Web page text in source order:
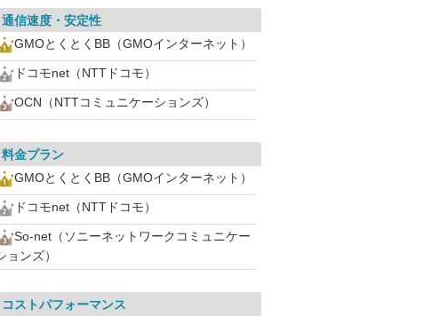
通信速度・安定性
GMOとくとくBB（GMOインターネット）
ドコモnet（NTTドコモ）
OCN（NTTコミュニケーションズ）
料金プラン
GMOとくとくBB（GMOインターネット）
ドコモnet（NTTドコモ）
So-net（ソニーネットワークコミュニケー
ョンズ）
コストパフォーマンス